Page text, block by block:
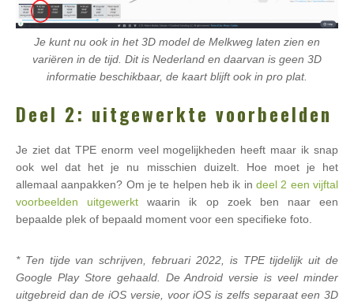
Je kunt nu ook in het 3D model de Melkweg laten zien en
variëren in de tijd. Dit is Nederland en daarvan is geen 3D
informatie beschikbaar, de kaart blijft ook in pro plat.
Deel 2: uitgewerkte voorbeelden
Je ziet dat TPE enorm veel mogelijkheden heeft maar ik snap
ook wel dat het je nu misschien duizelt. Hoe moet je het
allemaal aanpakken? Om je te helpen heb ik in deel 2 een vijftal
voorbeelden uitgewerkt waarin ik op zoek ben naar een
bepaalde plek of bepaald moment voor een specifieke foto.
* Ten tijde van schrijven, februari 2022, is TPE tijdelijk uit de
Google Play Store gehaald. De Android versie is veel minder
uitgebreid dan de iOS versie, voor iOS is zelfs separaat een 3D